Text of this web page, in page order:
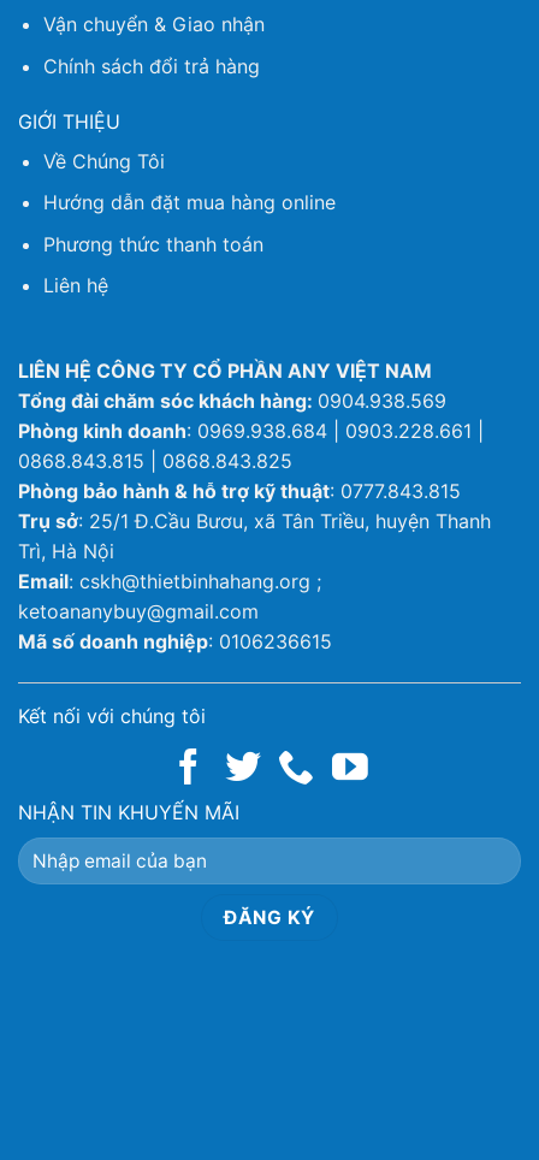
Vận chuyển & Giao nhận
Chính sách đổi trả hàng
GIỚI THIỆU
Về Chúng Tôi
Hướng dẫn đặt mua hàng online
Phương thức thanh toán
Liên hệ
LIÊN HỆ CÔNG TY CỔ PHẦN ANY VIỆT NAM
Tổng đài chăm sóc khách hàng: 0904.938.569
Phòng kinh doanh: 0969.938.684 | 0903.228.661 |
0868.843.815 | 0868.843.825
Phòng bảo hành & hỗ trợ kỹ thuật: 0777.843.815
Trụ sở: 25/1 Đ.Cầu Bươu, xã Tân Triều, huyện Thanh
Trì, Hà Nội
Email: cskh@thietbinhahang.org ;
ketoananybuy@gmail.com
Mã số doanh nghiệp: 0106236615
Kết nối với chúng tôi
NHẬN TIN KHUYẾN MÃI